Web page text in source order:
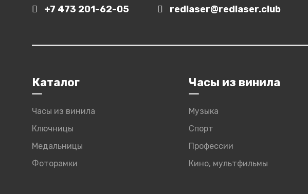
+7 473 201-62-05 redlaser@redlaser.club
Каталог
Часы из винила
Ключницы
Медальницы
Фоторамки
Часы из винила
Музыка
Спорт
Профессии
Кино, мультфильмы